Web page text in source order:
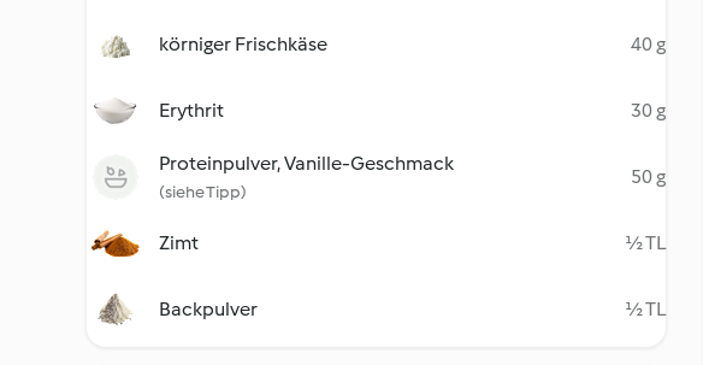
körniger Frischkäse 40 g
Erythrit 30 g
Proteinpulver, Vanille-Geschmack
(siehe Tipp)
50 g
Zimt ½ TL
Backpulver ½ TL